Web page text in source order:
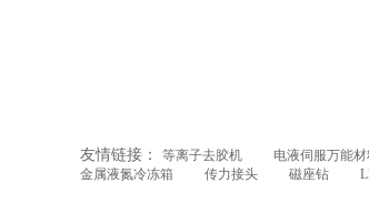
友情链接： 等离子去胶机 电液伺服万能
金属液氮冷冻箱
传力接头 磁座钻